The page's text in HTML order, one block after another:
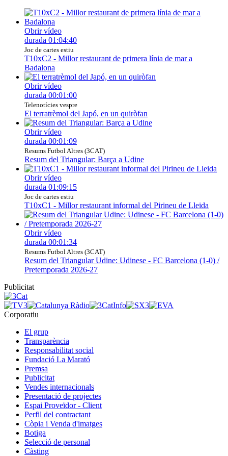
Obrir vídeo
durada 01:04:40
Joc de cartes estiu
T10xC2 - Millor restaurant de primera línia de mar a
Badalona
Obrir vídeo
durada 00:01:00
Telenotícies vespre
El terratrèmol del Japó, en un quiròfan
Obrir vídeo
durada 00:01:09
Resums Futbol Altres (3CAT)
Resum del Triangular: Barça a Udine
Obrir vídeo
durada 01:09:15
Joc de cartes estiu
T10xC1 - Millor restaurant informal del Pirineu de Lleida
Obrir vídeo
durada 00:01:34
Resums Futbol Altres (3CAT)
Resum del Triangular Udine: Udinese - FC Barcelona (1-0) /
Pretemporada 2026-27
Publicitat
Corporatiu
El grup
Transparència
Responsabilitat social
Fundació La Marató
Premsa
Publicitat
Vendes internacionals
Presentació de projectes
Espai Proveïdor - Client
Perfil del contractant
Còpia i Venda d'imatges
Botiga
Selecció de personal
Càsting